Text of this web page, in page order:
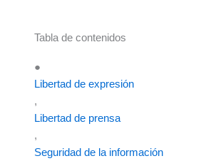
Tabla de contenidos
●
Libertad de expresión
,
Libertad de prensa
,
Seguridad de la información